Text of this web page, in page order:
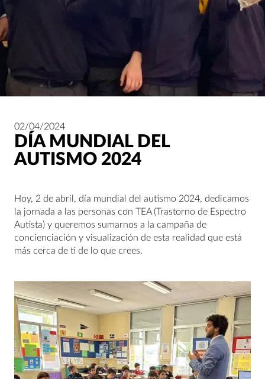
02/04/2024
DÍA MUNDIAL DEL
AUTISMO 2024
Hoy, 2 de abril, día mundial del autismo 2024, dedicamos
la jornada a las personas con TEA (Trastorno de Espectro
Autista) y queremos sumarnos a la campaña de
concienciación y visualización de esta realidad que está
más cerca de ti de lo que crees.